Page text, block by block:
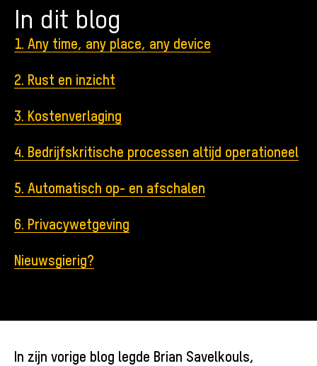
In dit blog
1. Any time, any place, any device
2. Rust en inzicht
3. Kostenverlaging
4. Bedrijfskritische processen altijd operationeel
5. Automatisch op- en afschalen
6. Privacywetgeving
Nieuwsgierig?
In zijn vorige blog legde Brian Savelkouls,